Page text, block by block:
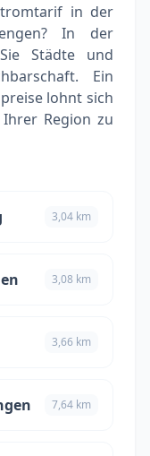
in der
In der
Städte und
Ein
lohnt sich
Region zu
3,04 km
3,08 km
3,66 km
7,64 km